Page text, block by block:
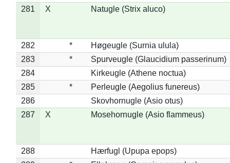
281
X Natugle (Strix aluco)
282 *
Høgeugle (Surnia ulula)
283
*
Spurveugle (Glaucidium passerinum)
284
Kirkeugle (Athene noctua)
285
*
Perleugle (Aegolius funereus)
286
Skovhornugle (Asio otus)
287
X Mosehornugle (Asio flammeus)
288
Hærfugl (Upupa epops)